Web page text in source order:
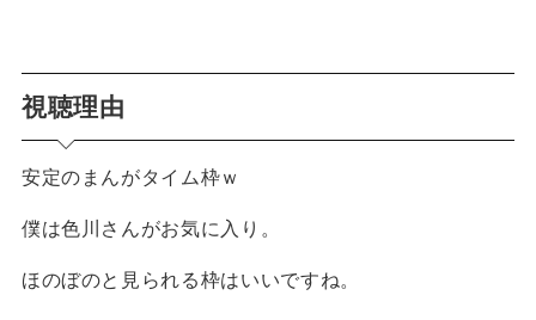
視聴理由
安定のまんがタイム枠ｗ
僕は色川さんがお気に入り。
ほのぼのと見られる枠はいいですね。